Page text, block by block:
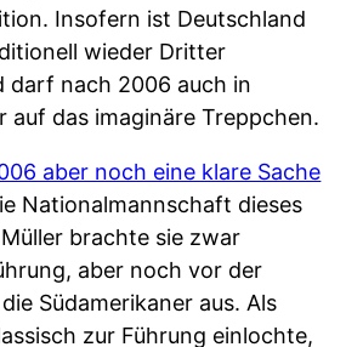
Insofern ist Deutschland
wieder Dritter
darf nach 2006 auch in
auf das imaginäre Treppchen.
aber noch eine klare Sache
Nationalmannschaft dieses
brachte sie zwar
aber noch vor der
Südamerikaner aus. Als
zur Führung einlochte,